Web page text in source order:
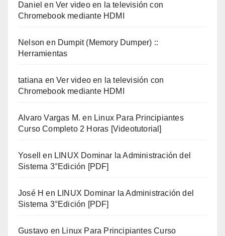
Daniel enVer video en la televisión con
Chromebook mediante HDMI
Nelson en Dumpit (Memory Dumper) ::
Herramientas
tatiana enVer video en la televisión con
Chromebook mediante HDMI
Alvaro Vargas M. en Linux Para Principiantes
Curso Completo 2 Horas [Videotutorial]
Yosell en LINUX Dominar la Administración del
Sistema 3°Edición [PDF]
José H en LINUX Dominar la Administración del
Sistema 3°Edición [PDF]
Gustavo en Linux Para Principiantes Curso